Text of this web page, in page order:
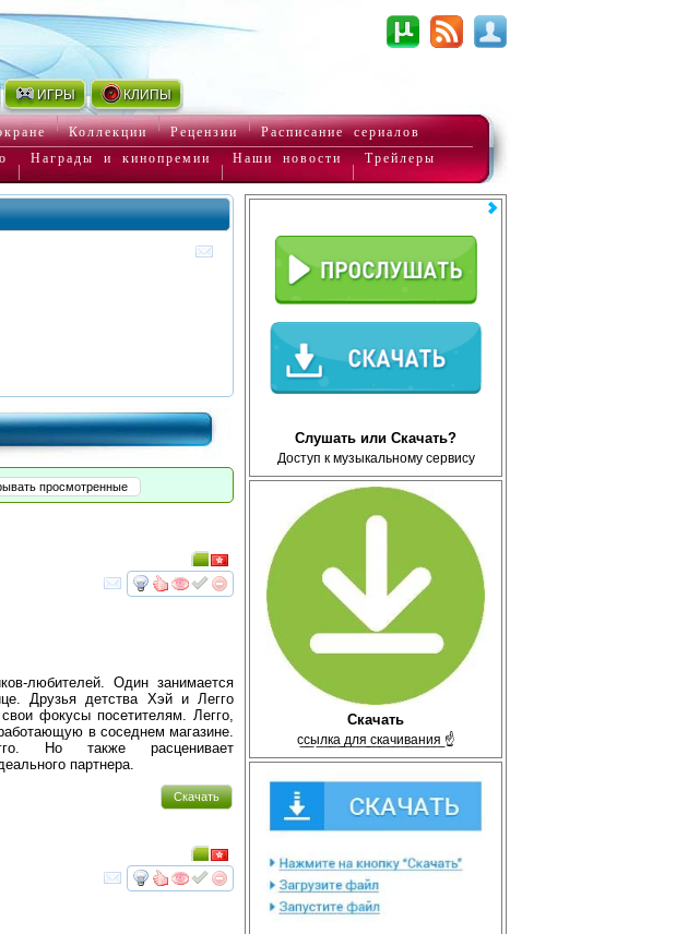
ИГРЫ КЛИПЫ
Коллекции Рецензии
Расписание сериалов
Награды и кинопремии Наши новости Трейлеры
Слушать или Скачать?
Доступ к музыкальному сервису
Скачать
с̲с̲ы̲л̲к̲а̲ ̲д̲л̲я̲ ̲с̲к̲а̲ч̲и̲в̲а̲н̲и̲я̲ ☝
просмотренные
смотретьинтересует
любителей. Один занимается
Друзья детства Хэй и Легго
фокусы посетителям. Легго,
в соседнем магазине.
Но также расценивает
партнера.
Скачать
смотретьинтересует